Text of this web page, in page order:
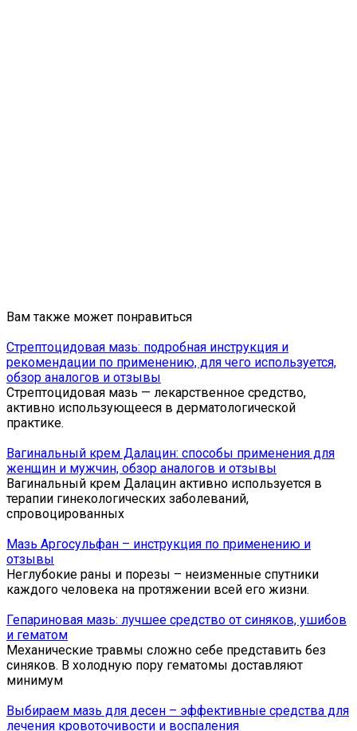
Вам также может понравиться
Стрептоцидовая мазь: подробная инструкция и
рекомендации по применению, для чего используется,
обзор аналогов и отзывы
Стрептоцидовая мазь — лекарственное средство,
активно использующееся в дерматологической
практике.
Вагинальный крем Далацин: способы применения для
женщин и мужчин, обзор аналогов и отзывы
Вагинальный крем Далацин активно используется в
терапии гинекологических заболеваний,
спровоцированных
Мазь Аргосульфан – инструкция по применению и
отзывы
Неглубокие раны и порезы – неизменные спутники
каждого человека на протяжении всей его жизни.
Гепариновая мазь: лучшее средство от синяков, ушибов
и гематом
Механические травмы сложно себе представить без
синяков. В холодную пору гематомы доставляют
минимум
Выбираем мазь для десен – эффективные средства для
лечения кровоточивости и воспаления